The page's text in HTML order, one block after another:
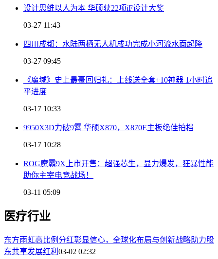
设计思维以人为本 华硕获22项iF设计大奖
03-27 11:43
四川成都：水陆两栖无人机成功完成小河流水面起降
03-27 09:45
《魔域》史上最豪回归礼：上线送全套+10神器 1小时追
平进度
03-17 10:33
9950X3D力破9霄 华硕X870，X870E主板绝佳拍档
03-17 10:28
ROG魔霸9X上市开售：超强芯生，显力爆发，狂暴性能
助你主宰电竞战场！
03-11 05:09
医疗行业
东方雨虹高比例分红彰显信心，全球化布局与创新战略助力股
东共享发展红利 03-02 02:32